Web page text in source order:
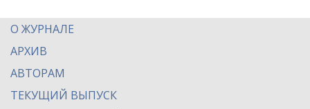
О ЖУРНАЛЕ
АРХИВ
АВТОРАМ
ТЕКУЩИЙ ВЫПУСК